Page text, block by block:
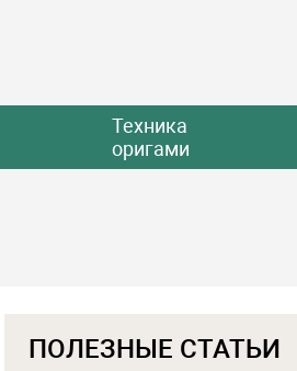
Техника
оригами
ПОЛЕЗНЫЕ СТАТЬИ